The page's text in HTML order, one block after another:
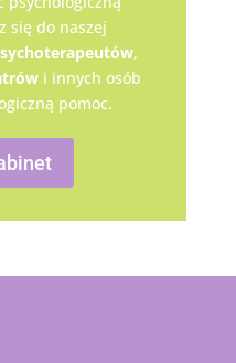
się do naszej
,
i innych osób
pomoc.